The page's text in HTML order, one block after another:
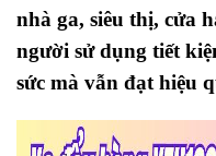
nhà ga, siêu thị, cửa
người sử dụng tiết
sức mà vẫn đạt hiệu